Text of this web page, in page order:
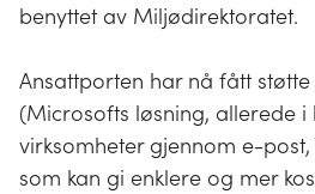
benyttet av Miljødirektoratet.
Ansattporten har nå fått
(Microsofts løsning, allerede
virksomheter gjennom e-post,
som kan gi enklere og mer